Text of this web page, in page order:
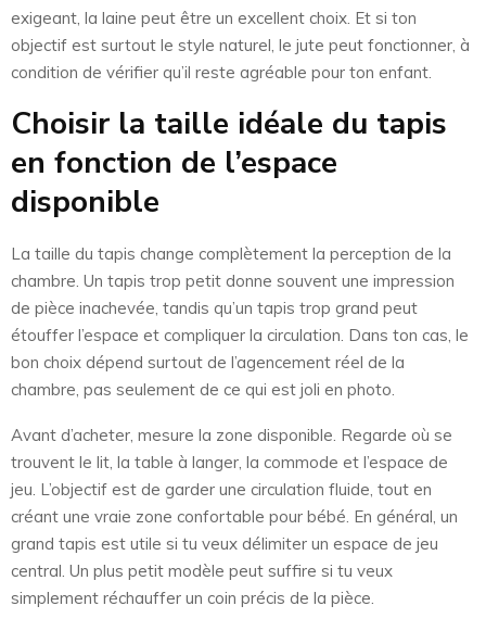
exigeant, la laine peut être un excellent choix. Et si ton
objectif est surtout le style naturel, le jute peut fonctionner, à
condition de vérifier qu’il reste agréable pour ton enfant.
Choisir la taille idéale du tapis
en fonction de l’espace
disponible
La taille du tapis change complètement la perception de la
chambre. Un tapis trop petit donne souvent une impression
de pièce inachevée, tandis qu’un tapis trop grand peut
étouffer l’espace et compliquer la circulation. Dans ton cas, le
bon choix dépend surtout de l’agencement réel de la
chambre, pas seulement de ce qui est joli en photo.
Avant d’acheter, mesure la zone disponible. Regarde où se
trouvent le lit, la table à langer, la commode et l’espace de
jeu. L’objectif est de garder une circulation fluide, tout en
créant une vraie zone confortable pour bébé. En général, un
grand tapis est utile si tu veux délimiter un espace de jeu
central. Un plus petit modèle peut suffire si tu veux
simplement réchauffer un coin précis de la pièce.